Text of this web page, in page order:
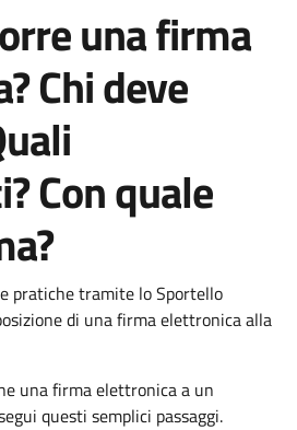
una firma
Chi deve
Con quale
pratiche tramite lo Sportello
di una firma elettronica alla
una firma elettronica a un
questi semplici passaggi.